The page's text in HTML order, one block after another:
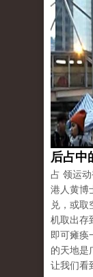
后占中
占 领运
港人黄博
兑，或取
机取出存
即可瘫痪
的天地是
让我们看